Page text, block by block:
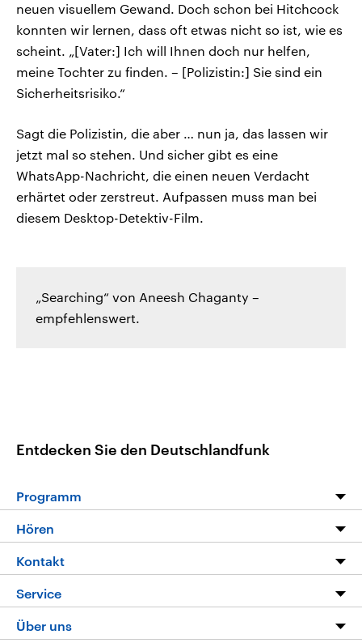
neuen visuellem Gewand. Doch schon bei Hitchcock
konnten wir lernen, dass oft etwas nicht so ist, wie es
scheint. „[Vater:] Ich will Ihnen doch nur helfen,
meine Tochter zu finden. – [Polizistin:] Sie sind ein
Sicherheitsrisiko.“
Sagt die Polizistin, die aber … nun ja, das lassen wir
jetzt mal so stehen. Und sicher gibt es eine
WhatsApp-Nachricht, die einen neuen Verdacht
erhärtet oder zerstreut. Aufpassen muss man bei
diesem Desktop-Detektiv-Film.
„Searching“ von Aneesh Chaganty –
empfehlenswert.
Entdecken Sie den Deutschlandfunk
Programm
Programm
Die Nachrichten
Nachrichtenleicht
Neue Beiträge auf dlf.de
Hören
Livestream
Podcasts
Deutschlandfunk App
Kontakt
Hörerservice
Service
FAQ
Über uns